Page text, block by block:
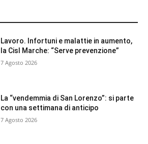
Lavoro. Infortuni e malattie in aumento,
la Cisl Marche: “Serve prevenzione”
7 Agosto 2026
La “vendemmia di San Lorenzo”: si parte
con una settimana di anticipo
7 Agosto 2026